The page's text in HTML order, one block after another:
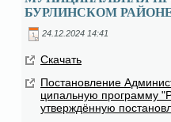
БУРЛИНСКОМ РАЙОНЕ
24.12.2024 14:41
Ска­чать
По­ста­нов­ле­ние
ци­паль­ную про­грам­му
утвер­ждён­ную